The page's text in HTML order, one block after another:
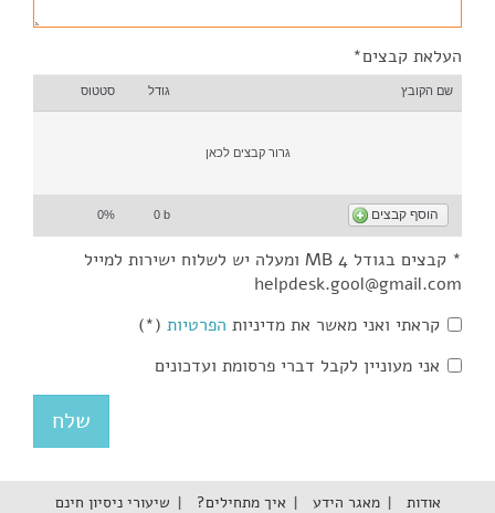
העלאת קבצים*
שם הקובץ סטטוס גודל
גרור קבצים לכאן
הוסף קבצים 0% 0 b
* קבצים בגודל 4 MB ומעלה יש לשלוח ישירות למייל
helpdesk.gool@gmail.com
קראתי ואני מאשר את מדיניות הפרטיות (*)
אני מעוניין לקבל דברי פרסומת ועדכונים
אודות מאגר הידע איך מתחילים? שיעורי ניסיון חינם